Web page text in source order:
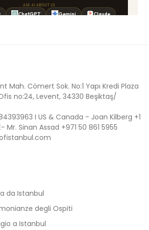
Mah. Cömert Sok. No:1 Yapı Kredi Plaza
no:24, Levent, 34330 Beşiktaş/
I US & Canada - Joan Kilberg +1
Mr. Sinan Assad +971 50 861 5955
da Istanbul
degli Ospiti
a Istanbul